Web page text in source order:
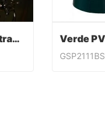
Guantes recubiertos de trabajo de PVC
GSP2111BS